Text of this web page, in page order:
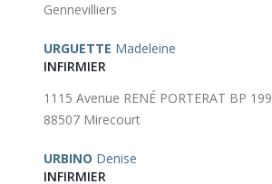
Gennevilliers
URGUETTE Madeleine
INFIRMIER
1115 Avenue RENÉ PORTERAT BP 199
88507 Mirecourt
URBINO Denise
INFIRMIER